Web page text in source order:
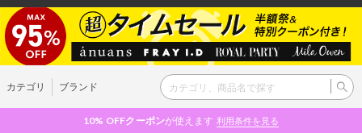
カテゴリ ブランド
10% OFFクーポンが使えます 利用条件を見る